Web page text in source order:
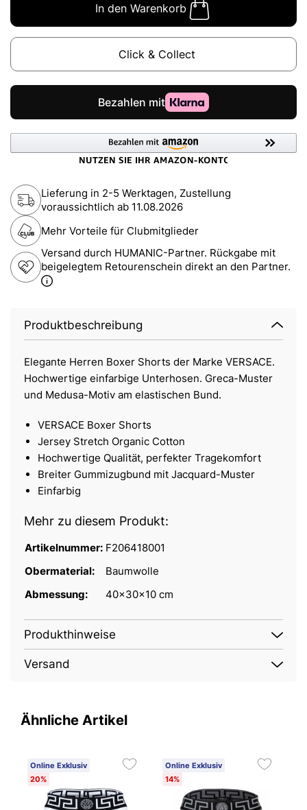
In den Warenkorb
Click & Collect
Lieferung in 2-5 Werktagen, Zustellung
voraussichtlich ab 11.08.2026
Mehr Vorteile für Clubmitglieder
Versand durch HUMANIC-Partner. Rückgabe mit
beigelegtem Retourenschein direkt an den Partner.
Produktbeschreibung
Elegante Herren Boxer Shorts der Marke VERSACE.
Hochwertige einfarbige Unterhosen. Greca-Muster
und Medusa-Motiv am elastischen Bund.
VERSACE Boxer Shorts
Jersey Stretch Organic Cotton
Hochwertige Qualität, perfekter Tragekomfort
Breiter Gummizugbund mit Jacquard-Muster
Einfarbig
Mehr zu diesem Produkt:
Artikelnummer: F206418001
Obermaterial:
Baumwolle
Abmessung:
40x30x10 cm
Produkthinweise
Versand
Ähnliche Artikel
Online Exklusiv
20%
Online Exklusiv
14%